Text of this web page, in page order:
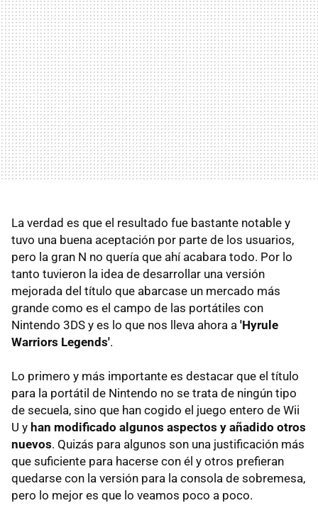
La verdad es que el resultado fue bastante notable y
tuvo una buena aceptación por parte de los usuarios,
pero la gran N no quería que ahí acabara todo. Por lo
tanto tuvieron la idea de desarrollar una versión
mejorada del título que abarcase un mercado más
grande como es el campo de las portátiles con
Nintendo 3DS y es lo que nos lleva ahora a 'Hyrule
Warriors Legends'.
Lo primero y más importante es destacar que el título
para la portátil de Nintendo no se trata de ningún tipo
de secuela, sino que han cogido el juego entero de Wii
U y han modificado algunos aspectos y añadido otros
nuevos. Quizás para algunos son una justificación más
que suficiente para hacerse con él y otros prefieran
quedarse con la versión para la consola de sobremesa,
pero lo mejor es que lo veamos poco a poco.